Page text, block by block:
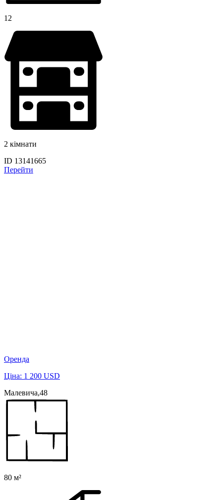
12
2 кімнати
ID 13141665
Перейти
Оренда
Ціна: 1 200 USD
Малевича,48
80 м²